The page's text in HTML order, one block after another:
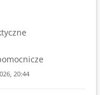
20:44